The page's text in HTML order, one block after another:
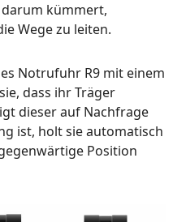
kümmert,
Wege zu leiten.
Notrufuhr R9 mit einem
dass ihr Träger
dieser auf Nachfrage
ist, holt sie automatisch
Position